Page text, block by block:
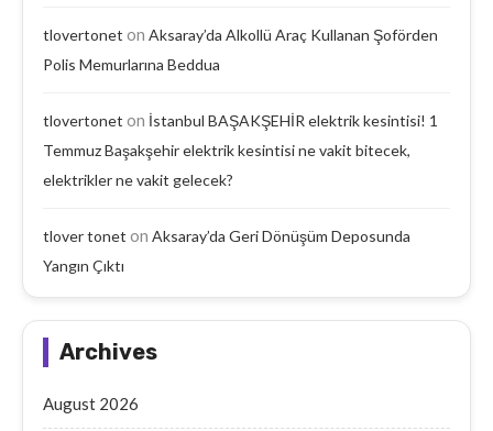
tlovertonet on Aksaray’da Alkollü Araç Kullanan Şoförden
Polis Memurlarına Beddua
tlovertonet on İstanbul BAŞAKŞEHİR elektrik kesintisi! 1
Temmuz Başakşehir elektrik kesintisi ne vakit bitecek,
elektrikler ne vakit gelecek?
tlover tonet on Aksaray’da Geri Dönüşüm Deposunda
Yangın Çıktı
Archives
August 2026